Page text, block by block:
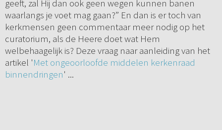
geeft, zal Hij dan ook geen wegen kunnen banen
waarlangs je voet mag gaan?” En dan is er toch van
kerkmensen geen commentaar meer nodig op het
curatorium, als de Heere doet wat Hem
welbehaagelijk is? Deze vraag naar aanleiding van het
artikel 'Met ongeoorloofde middelen kerkenraad
binnendringen' ...